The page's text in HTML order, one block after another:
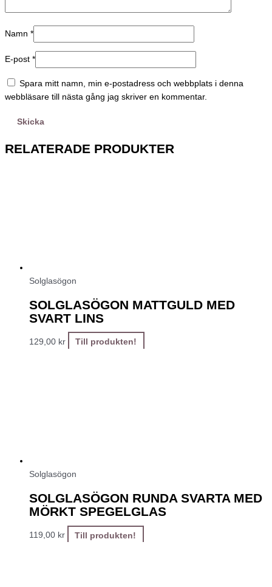
Namn *
E-post *
Spara mitt namn, min e-postadress och webbplats i denna
webbläsare till nästa gång jag skriver en kommentar.
RELATERADE PRODUKTER
Solglasögon
SOLGLASÖGON MATTGULD MED
SVART LINS
129,00 kr Till produkten!
Solglasögon
SOLGLASÖGON RUNDA SVARTA MED
MÖRKT SPEGELGLAS
119,00 kr Till produkten!